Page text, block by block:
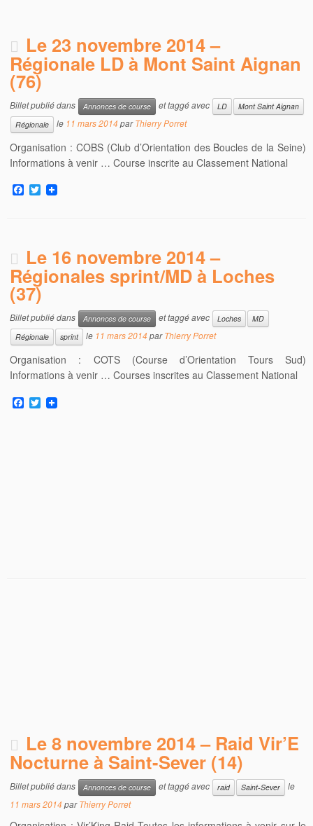
Le 23 novembre 2014 –
Régionale LD à Mont Saint Aignan
(76)
Billet publié dans Annonces de course et taggé avec LD
Mont Saint Aignan
Régionale
le 11 mars 2014parThierry Porret
Organisation : COBS (Club d’Orientation des Boucles de la Seine)
Informations à venir … Course inscrite au Classement National
F
a
k
T
w
r
Le 16 novembre 2014 –
Régionales sprint/MD à Loches
(37)
Billet publié dans Annonces de course et taggé avec Loches
MD
Régionale
sprint le 11 mars 2014parThierry Porret
Organisation : COTS (Course d’Orientation Tours Sud)
Informations à venir … Courses inscrites au Classement National
F
a
T
w
Le 8 novembre 2014 – Raid Vir’E
Nocturne à Saint-Sever (14)
Billet publié dans Annonces de course et taggé avec raid Saint-Sever
le
11 mars 2014parThierry Porret